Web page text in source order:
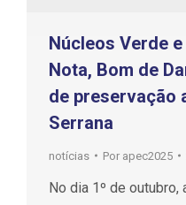
Núcleos Verde
Nota, Bom de
de preservação
Serrana
notícias Por apec2025
No dia 1º de